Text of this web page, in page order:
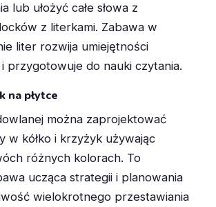
lub ułożyć całe słowa z
z literkami. Zabawa w
liter rozwija umiejętności
przygotowuje do nauki czytania.
na płytce
można zaprojektować
w kółko i krzyżyk używając
różnych kolorach. To
ucząca strategii i planowania
wielokrotnego przestawiania